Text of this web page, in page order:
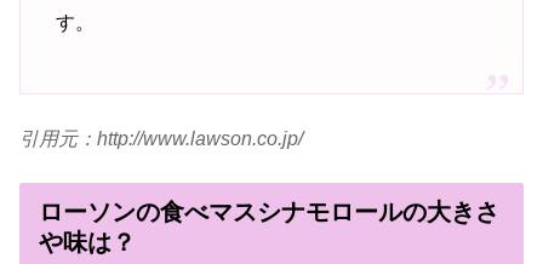
す。
引用元：http://www.lawson.co.jp/
ローソンの食べマスシナモロールの大きさ
や味は？